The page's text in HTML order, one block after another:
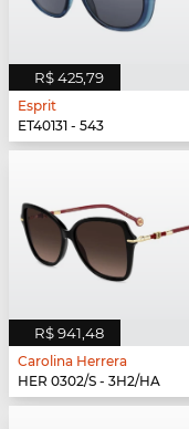
R$ 425,79
Esprit
ET40131 - 543
R$ 941,48
Carolina Herrera
HER 0302/S - 3H2/HA